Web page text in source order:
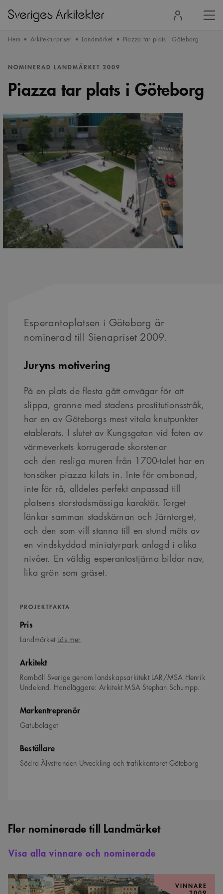
in
Hem Arkitekturpriser Landmärket Piazza tar plats i Göteborg
NOMINERAD LANDMÄRKET 2009
Piazza tar plats i Göteborg
Esperantoplatsen i Göteborg är
nominerad till Sienapriset 2009.
Juryns motivering
På en plats de flesta gått omvägar för att
slippa, granne med stadens prostitutionsstråk,
har en av Göteborgs mest vitala knutpunkter
etablerats. I slutet av Kungsgatan vid foten av
värmeverkets korrugerade skorstenar
och den resliga muren från 1700-talet har en
tonsäker piazza kilats in. Inte för ombonad,
inte för rå, alldeles perfekt anpassad till
platsens storstadsmässiga karaktär. Torget
länkar samman stadskärnan och Järntorget,
och den som vill stanna till en stund möts av
en vindskyddad miniatyrpark anlagd i olika
nivåer. En väldig esperantostjärna bildar nav,
lika grön som gräset.
PROJEKTFAKTA
Pris
Landmärket Läs merom
Arkitekt
Ramböll Sverige genom landskapsarkitekt LAR/MSA Henrik
Undeland. Handläggare: Arkitekt MSA Stephan Schumpp.
Markentreprenör
Gatubolaget
Beställare
Södra Älvstranden Utveckling och trafikkontoret Göteborg
Fler nominerade till Landmärket
Visa alla vinnare och nominerade
Norra
Bantorget VINNARE